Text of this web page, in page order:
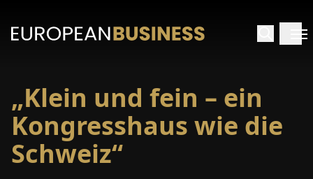
„Klein und fein – ein
Kongresshaus wie die
Schweiz“